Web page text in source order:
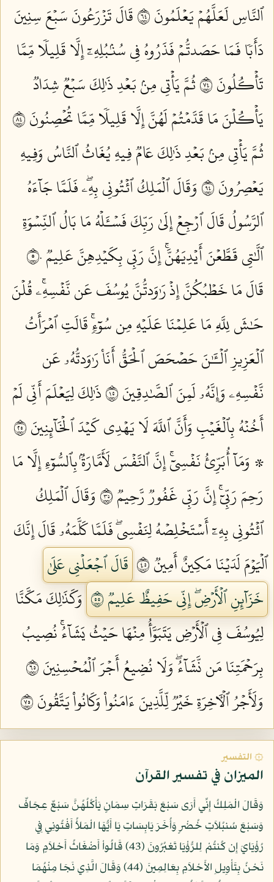
ٱلنَّاسِ لَعَلَّهُمۡ يَعۡلَمُونَ ٤٦
قَالَ تَزۡرَعُونَ سَبۡعَ سِنِينَ
دَأَبٗا فَمَا حَصَدتُّمۡ فَذَرُوهُ فِي سُنۢبُلِهِۦٓ إِلَّا قَلِيلٗا مِّمَّا
تَأۡكُلُونَ ٤٧
ثُمَّ يَأۡتِي مِنۢ بَعۡدِ ذَٰلِكَ سَبۡعٞ شِدَادٞ
يَأۡكُلۡنَ مَا قَدَّمۡتُمۡ لَهُنَّ إِلَّا قَلِيلٗا مِّمَّا تُحۡصِنُونَ ٤٨
ثُمَّ يَأۡتِي مِنۢ بَعۡدِ ذَٰلِكَ عَامٞ فِيهِ يُغَاثُ ٱلنَّاسُ وَفِيهِ
يَعۡصِرُونَ ٤٩
وَقَالَ ٱلۡمَلِكُ ٱئۡتُونِي بِهِۦۖ فَلَمَّا جَآءَهُ
ٱلرَّسُولُ قَالَ ٱرۡجِعۡ إِلَىٰ رَبِّكَ فَسۡـَٔلۡهُ مَا بَالُ ٱلنِّسۡوَةِ
ٱلَّٰتِي قَطَّعۡنَ أَيۡدِيَهُنَّۚ إِنَّ رَبِّي بِكَيۡدِهِنَّ عَلِيمٞ ٥٠
قَالَ مَا خَطۡبُكُنَّ إِذۡ رَٰوَدتُّنَّ يُوسُفَ عَن نَّفۡسِهِۦۚ قُلۡنَ
حَٰشَ لِلَّهِ مَا عَلِمۡنَا عَلَيۡهِ مِن سُوٓءٖۚ قَالَتِ ٱمۡرَأَتُ
ٱلۡعَزِيزِ ٱلۡـَٰٔنَ حَصۡحَصَ ٱلۡحَقُّ أَنَا۠ رَٰوَدتُّهُۥ عَن
نَّفۡسِهِۦ وَإِنَّهُۥ لَمِنَ ٱلصَّٰدِقِينَ ٥١
ذَٰلِكَ لِيَعۡلَمَ أَنِّي لَمۡ
أَخُنۡهُ بِٱلۡغَيۡبِ وَأَنَّ ٱللَّهَ لَا يَهۡدِي كَيۡدَ ٱلۡخَآئِنِينَ ٥٢
۞ وَمَآ أُبَرِّئُ نَفۡسِيٓۚ إِنَّ ٱلنَّفۡسَ لَأَمَّارَةُۢ بِٱلسُّوٓءِ إِلَّا مَا
رَحِمَ رَبِّيٓۚ إِنَّ رَبِّي غَفُورٞ رَّحِيمٞ ٥٣
وَقَالَ ٱلۡمَلِكُ
ٱئۡتُونِي بِهِۦٓ أَسۡتَخۡلِصۡهُ لِنَفۡسِيۖ فَلَمَّا كَلَّمَهُۥ قَالَ إِنَّكَ
ٱلۡيَوۡمَ لَدَيۡنَا مَكِينٌ أَمِينٞ ٥٤
قَالَ ٱجۡعَلۡنِي عَلَىٰ
خَزَآئِنِ ٱلۡأَرۡضِۖ إِنِّي حَفِيظٌ عَلِيمٞ ٥٥
وَكَذَٰلِكَ مَكَّنَّا
لِيُوسُفَ فِي ٱلۡأَرۡضِ يَتَبَوَّأُ مِنۡهَا حَيۡثُ يَشَآءُۚ نُصِيبُ
بِرَحۡمَتِنَا مَن نَّشَآءُۖ وَلَا نُضِيعُ أَجۡرَ ٱلۡمُحۡسِنِينَ ٥٦
وَلَأَجۡرُ ٱلۡأٓخِرَةِ خَيۡرٞ لِّلَّذِينَ ءَامَنُواْ وَكَانُواْ يَتَّقُونَ ٥٧
۞ التفسير
الميزان في تفسير القرآن
وَقَالَ الْمَلِكُ إِنِّي أَرَى سَبْعَ بَقَرَاتٍ سِمَانٍ يَأْكُلُهُنَّ سَبْعٌ عِجَافٌ
وَسَبْعَ سُنبُلاَتٍ خُضْرٍ وَأُخَرَ يَابِسَاتٍ يَا أَيُّهَا الْمَلأُ أَفْتُونِي فِي
رُؤْيَايَ إِن كُنتُمْ لِلرُّؤْيَا تَعْبُرُونَ (43) قَالُواْ أَضْغَاثُ أَحْلاَمٍ وَمَا
نَحْنُ بِتَأْوِيلِ الأَحْلاَمِ بِعَالِمِينَ (44) وَقَالَ الَّذِي نَجَا مِنْهُمَا